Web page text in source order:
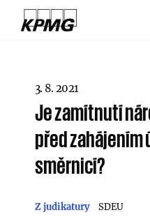
3. 8. 2021
Je zamítnutí
před zahájením
směrnicí?
Z judikatury SDEU